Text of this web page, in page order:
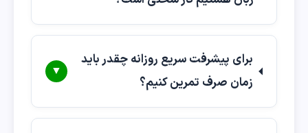
برای پیشرفت سریع روزانه چقدر باید
زمان صرف تمرین کنیم؟
▼